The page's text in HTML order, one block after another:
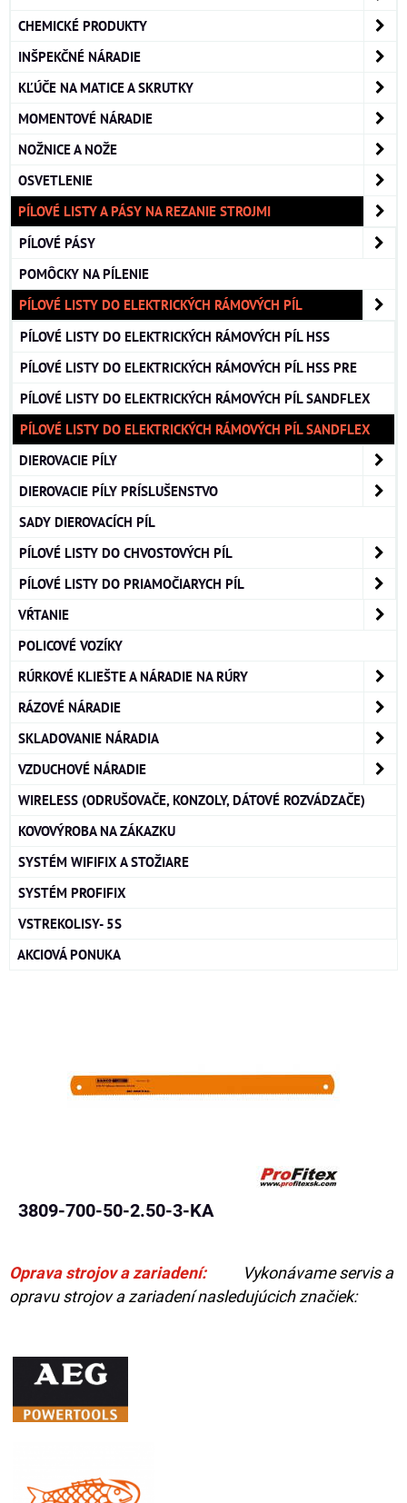
CHEMICKÉ PRODUKTY
INŠPEKČNÉ NÁRADIE
KĽÚČE NA MATICE A SKRUTKY
MOMENTOVÉ NÁRADIE
NOŽNICE A NOŽE
OSVETLENIE
PÍLOVÉ LISTY A PÁSY NA REZANIE STROJMI
PÍLOVÉ PÁSY
POMÔCKY NA PÍLENIE
PÍLOVÉ LISTY DO ELEKTRICKÝCH RÁMOVÝCH PÍL
PÍLOVÉ LISTY DO ELEKTRICKÝCH RÁMOVÝCH PÍL HSS
PÍLOVÉ LISTY DO ELEKTRICKÝCH RÁMOVÝCH PÍL HSS PRE
PÍLOVÉ LISTY DO ELEKTRICKÝCH RÁMOVÝCH PÍL SANDFLEX
PÍLOVÉ LISTY DO ELEKTRICKÝCH RÁMOVÝCH PÍL SANDFLEX
DIEROVACIE PÍLY
DIEROVACIE PÍLY PRÍSLUŠENSTVO
SADY DIEROVACÍCH PÍL
PÍLOVÉ LISTY DO CHVOSTOVÝCH PÍL
PÍLOVÉ LISTY DO PRIAMOČIARYCH PÍL
VŔTANIE
POLICOVÉ VOZÍKY
RÚRKOVÉ KLIEŠTE A NÁRADIE NA RÚRY
RÁZOVÉ NÁRADIE
SKLADOVANIE NÁRADIA
VZDUCHOVÉ NÁRADIE
WIRELESS (ODRUŠOVAČE, KONZOLY, DÁTOVÉ ROZVÁDZAČE)
KOVOVÝROBA NA ZÁKAZKU
SYSTÉM WIFIFIX A STOŽIARE
SYSTÉM PROFIFIX
VSTREKOLISY- 5S
AKCIOVÁ PONUKA
3809-700-50-2.50-3-KA
Oprava strojov a zariadení:
Vykonávame servis a
opravu strojov a zariadení nasledujúcich značiek: